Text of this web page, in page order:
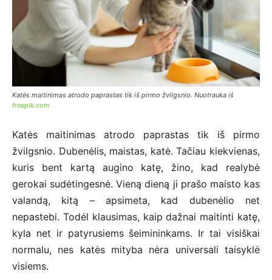
Katės maitinimas atrodo paprastas tik iš pirmo žvilgsnio. Nuotrauka iš
freepik.com
Katės maitinimas atrodo paprastas tik iš pirmo
žvilgsnio. Dubenėlis, maistas, katė. Tačiau kiekvienas,
kuris bent kartą augino katę, žino, kad realybė
gerokai sudėtingesnė. Vieną dieną ji prašo maisto kas
valandą, kitą – apsimeta, kad dubenėlio net
nepastebi. Todėl klausimas, kaip dažnai maitinti katę,
kyla net ir patyrusiems šeimininkams. Ir tai visiškai
normalu, nes katės mityba nėra universali taisyklė
visiems.